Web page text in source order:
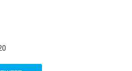
Ατρόμητος